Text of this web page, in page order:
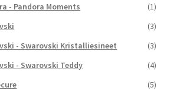
- Pandora Moments
(1)
(3)
- Swarovski Kristalliesineet
(3)
- Swarovski Teddy
(4)
(5)